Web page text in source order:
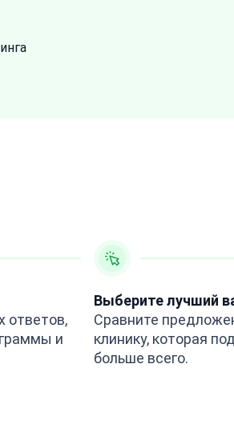
ответов,
и
Выберите лучший
Сравните
клинику, которая
больше всего.